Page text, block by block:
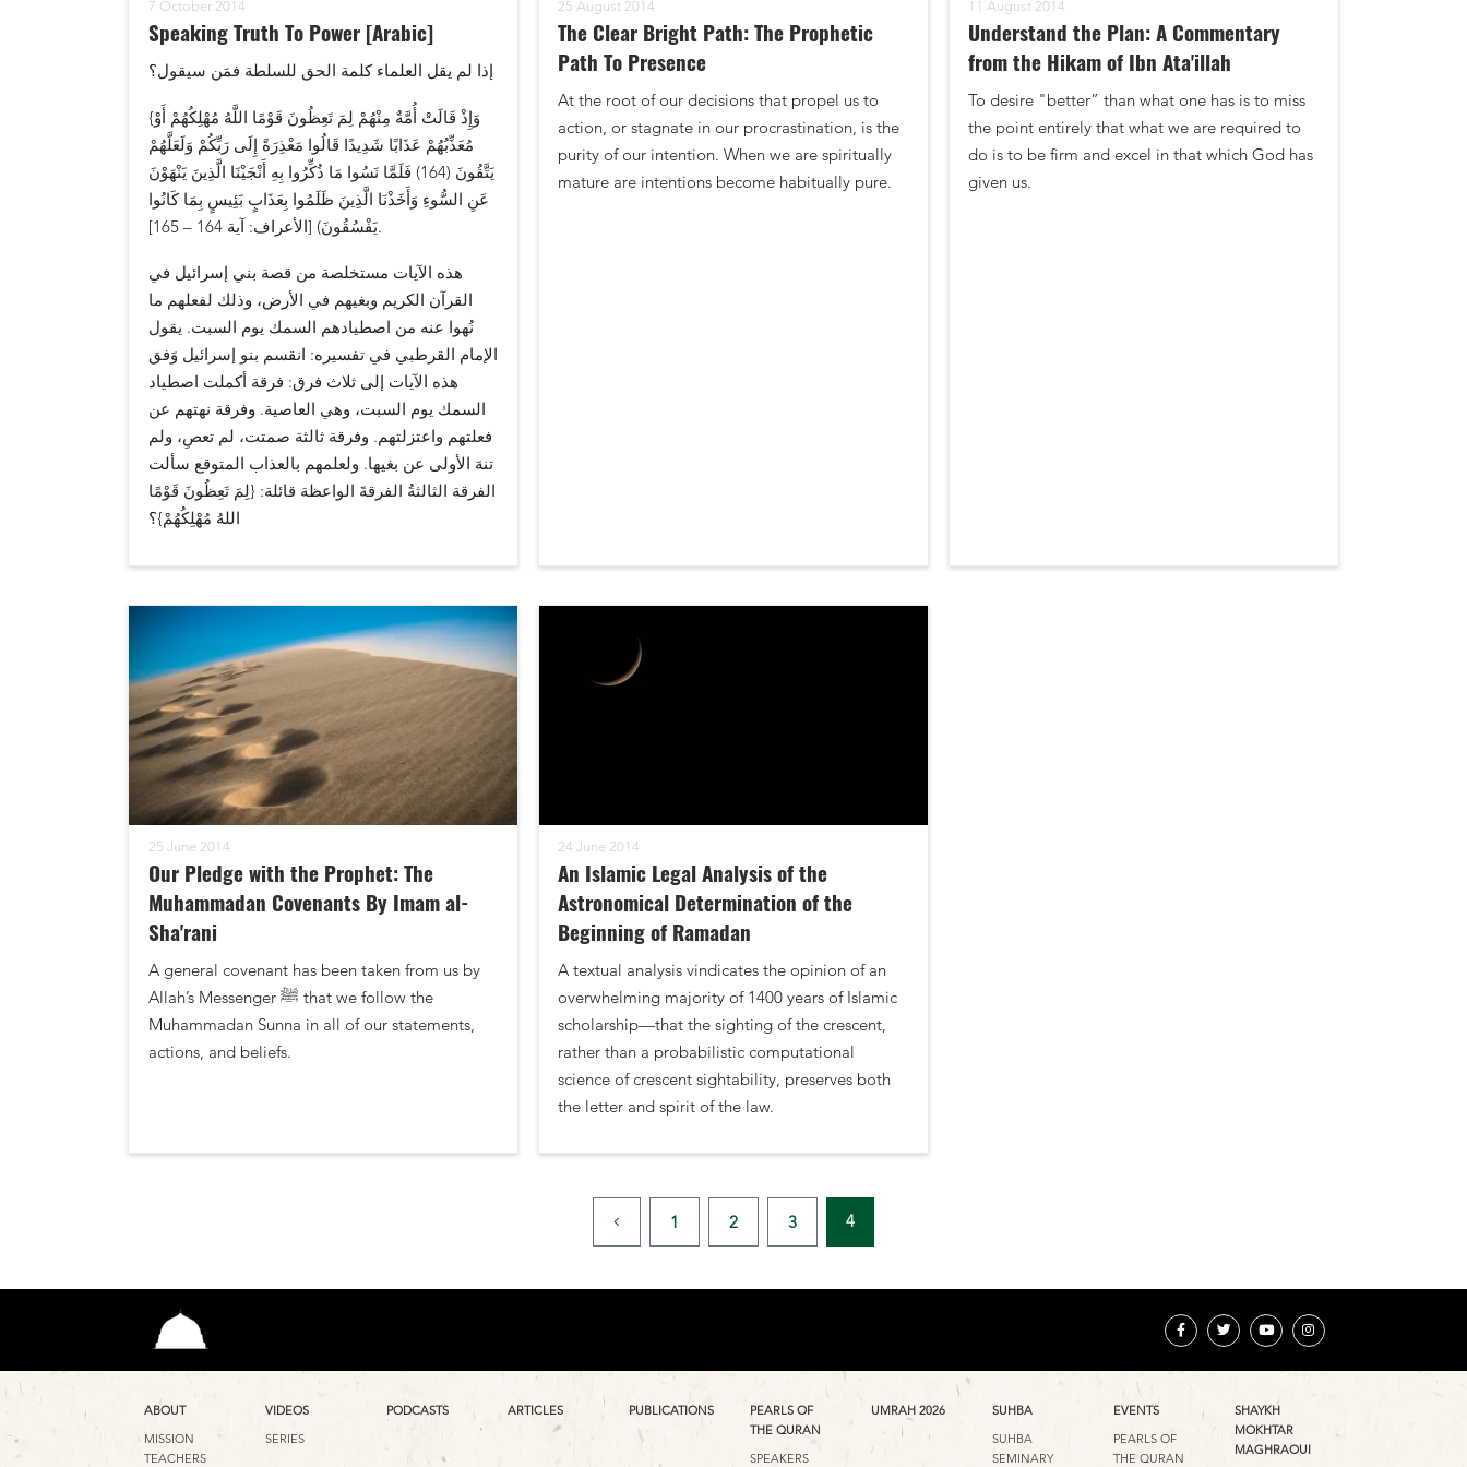
7 October 2014
Speaking Truth To Power [Arabic]
إذا لم يقل العلماء كلمة الحق للسلطة فمَن سيقول؟
{وَإِذْ قَالَتْ أُمَّةٌ مِنْهُمْ لِمَ تَعِظُونَ قَوْمًا اللَّهُ مُهْلِكُهُمْ أَوْ
مُعَذِّبُهُمْ عَذَابًا شَدِيدًا قَالُوا مَعْذِرَةً إِلَى رَبِّكُمْ وَلَعَلَّهُمْ
يَتَّقُونَ (164) فَلَمَّا نَسُوا مَا ذُكِّرُوا بِهِ أَنْجَيْنَا الَّذِينَ يَنْهَوْنَ
عَنِ السُّوءِ وَأَخَذْنَا الَّذِينَ ظَلَمُوا بِعَذَابٍ بَئِيسٍ بِمَا كَانُوا
يَفْسُقُونَ) [الأعراف: آية 164 – 165].
هذه الآيات مستخلصة من قصة بني إسرائيل في
القرآن الكريم وبغيهم في الأرض، وذلك لفعلهم ما
نُهوا عنه من اصطيادهم السمك يوم السبت. يقول
الإمام القرطبي في تفسيره: انقسم بنو إسرائيل وَفق
هذه الآيات إلى ثلاث فرق: فرقة أكملت اصطياد
السمك يوم السبت، وهي العاصية. وفرقة نهتهم عن
فعلتهم واعتزلتهم. وفرقة ثالثة صمتت، لم تعصِ، ولم
تنهَ الأولى عن بغيها. ولعلمهم بالعذاب المتوقع سألت
الفرقة الثالثةُ الفرقةَ الواعظة قائلة: {لِمَ تَعِظُونَ قَوْمًا
اللهُ مُهْلِكُهُمْ}؟
25 August 2014
The Clear Bright Path: The Prophetic
Path To Presence
At the root of our decisions that propel us to
action, or stagnate in our procrastination, is the
purity of our intention. When we are spiritually
mature are intentions become habitually pure.
11 August 2014
Understand the Plan: A Commentary
from the Hikam of Ibn Ata'illah
To desire "better” than what one has is to miss
the point entirely that what we are required to
do is to be firm and excel in that which God has
given us.
25 June 2014
Our Pledge with the Prophet: The
Muhammadan Covenants By Imam al-
Sha'rani
A general covenant has been taken from us by
Allah’s Messenger ﷺ that we follow the
Muhammadan Sunna in all of our statements,
actions, and beliefs.
24 June 2014
An Islamic Legal Analysis of the
Astronomical Determination of the
Beginning of Ramadan
A textual analysis vindicates the opinion of an
overwhelming majority of 1400 years of Islamic
scholarship—that the sighting of the crescent,
rather than a probabilistic computational
science of crescent sightability, preserves both
the letter and spirit of the law.
1 2 3 4
ABOUT
MISSION
TEACHERS
VIDEOS
SERIES
PODCASTS ARTICLES PUBLICATIONS
PEARLS OF
THE QURAN
SPEAKERS
UMRAH 2026
SUHBA
SUHBA
SEMINARY
EVENTS
PEARLS OF
THE QURAN
SHAYKH
MOKHTAR
MAGHRAOUI